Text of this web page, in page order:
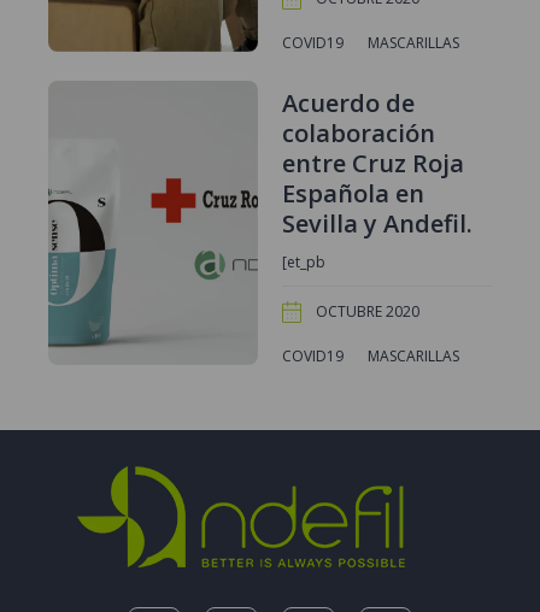
COVID19 MASCARILLAS
Acuerdo de
colaboración
entre Cruz Roja
Española en
Sevilla y Andefil.
[et_pb
OCTUBRE 2020
COVID19 MASCARILLAS